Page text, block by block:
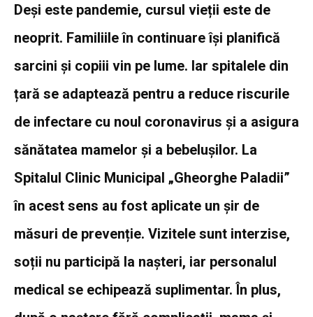
Deși este pandemie, cursul vieții este de
neoprit. Familiile în continuare își planifică
sarcini și copiii vin pe lume. Iar spitalele din
țară se adaptează pentru a reduce riscurile
de infectare cu noul coronavirus și a asigura
sănătatea mamelor și a bebelușilor. La
Spitalul Clinic Municipal „Gheorghe Paladii”
în acest sens au fost aplicate un șir de
măsuri de prevenție. Vizitele sunt interzise,
soții nu participă la nașteri, iar personalul
medical se echipează suplimentar. În plus,